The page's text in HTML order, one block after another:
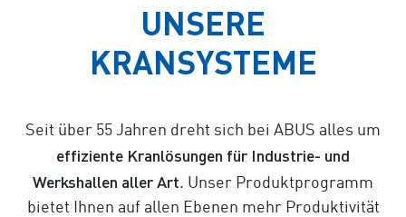
UNSERE
KRANSYSTEME
Seit über 55 Jahren dreht sich bei ABUS alles um
effiziente Kranlösungen für Industrie- und
Werkshallen aller Art. Unser Produktprogramm
bietet Ihnen auf allen Ebenen mehr Produktivität